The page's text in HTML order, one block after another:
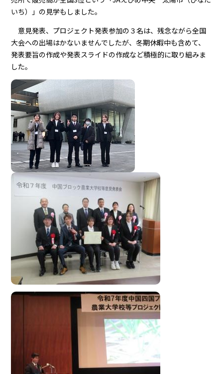
いち）」の見学もしました。
意見発表、プロジェクト発表参加の３名は、残念ながら全国
大会への出場はかないませんでしたが、冬期休暇中も含めて、
発表要旨の作成や発表スライドの作成など積極的に取り組みま
した。